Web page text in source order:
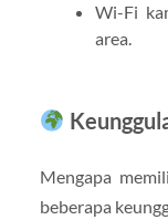
Wi-Fi
area.
Mengapa
beberapa